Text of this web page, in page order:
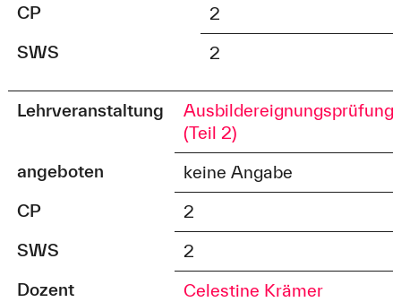
CP
2
SWS
2
Lehrveranstaltung
Ausbildereignungsprüfung
(Teil 2)
angeboten
keine Angabe
CP
2
SWS
2
Dozent
Celestine Krämer